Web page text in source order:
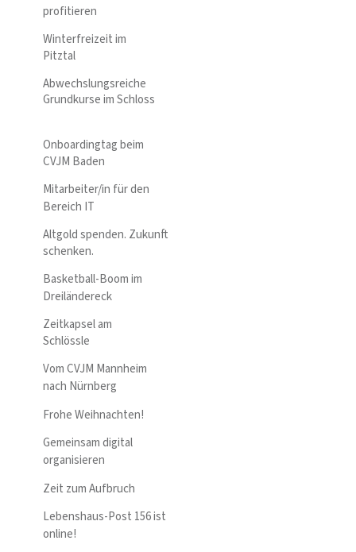
profitieren
Winterfreizeit im
Pitztal
Abwechslungsreiche
Grundkurse im Schloss
Onboardingtag beim
CVJM Baden
Mitarbeiter/in für den
Bereich IT
Altgold spenden. Zukunft
schenken.
Basketball-Boom im
Dreiländereck
Zeitkapsel am
Schlössle
Vom CVJM Mannheim
nach Nürnberg
Frohe Weihnachten!
Gemeinsam digital
organisieren
Zeit zum Aufbruch
Lebenshaus-Post 156 ist
online!